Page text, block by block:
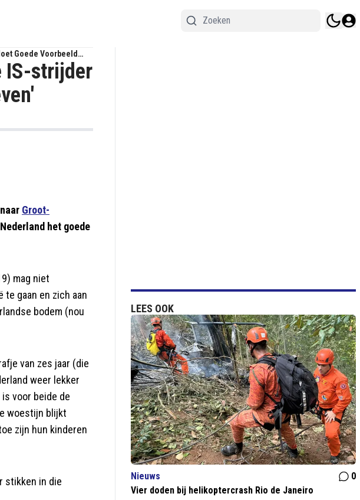
Goede Voorbeeld
IS-strijder
Groot-
het goede
mag niet
gaan en zich aan
bodem (nou
van zes jaar (die
weer lekker
voor beide de
woestijn blijkt
zijn hun kinderen
stikken in die
LEES OOK
Nieuws
0
Vier doden bij helikoptercrash Rio de Janeiro